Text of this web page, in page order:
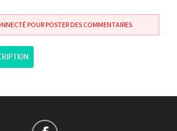
POUR POSTER DES COMMENTAIRES